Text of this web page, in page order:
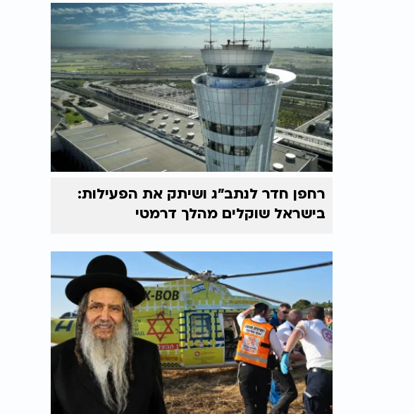
רחפן חדר לנתב"ג ושיתק את הפעילות:
בישראל שוקלים מהלך דרמטי